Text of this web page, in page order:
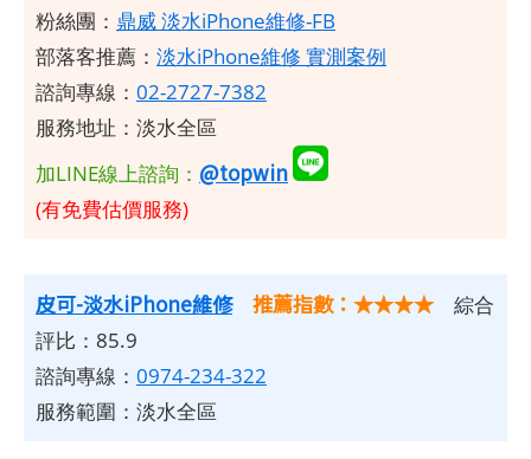
粉絲團： 鼎威 淡水iPhone維修-FB
部落客推薦： 淡水iPhone維修 實測案例
諮詢專線： 02-2727-7382
服務地址：淡水全區
加LINE線上諮詢： @topwin
(有免費估價服務)
皮可-淡水iPhone維修 推薦指數：★★★★ 綜合
評比：85.9
諮詢專線： 0974-234-322
服務範圍：淡水全區